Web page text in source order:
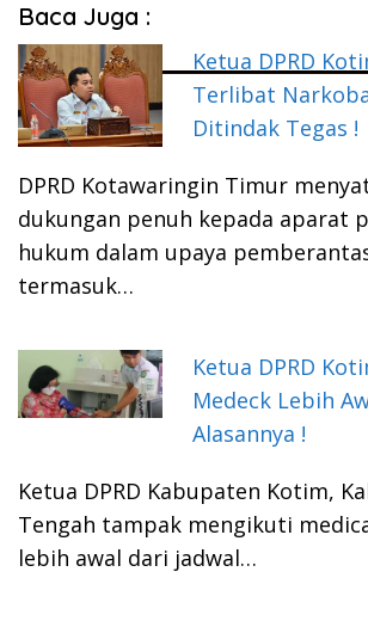
Baca Juga :
Ketua DPRD
Terlibat
Ditindak Tegas !
DPRD Kotawaringin Timur
dukungan penuh kepada aparat
hukum dalam upaya
termasuk…
Ketua DPRD
Medeck Lebih
Alasannya !
Ketua DPRD Kabupaten Kotim,
Tengah tampak mengikuti
lebih awal dari jadwal…